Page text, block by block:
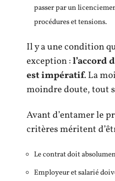
passer par un
procédures et tensions.
Il y a une condition
exception :l’accord
est impératif. La
moindre doute, tout
Avant d’entamer le
critères méritent
Le contrat doit
Employeur et salarié